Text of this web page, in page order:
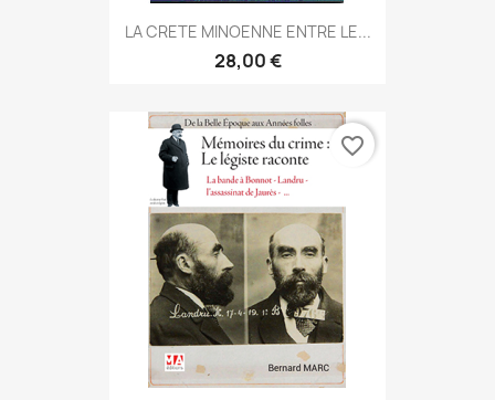
LA CRETE MINOENNE ENTRE LE...
28,00 €
favorite_border